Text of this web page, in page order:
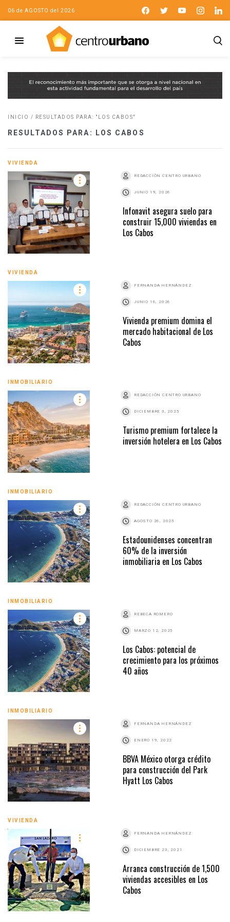
06 de AGOSTO del 2026
INICIO / RESULTADOS PARA: "LOS CABOS"
RESULTADOS PARA: LOS CABOS
VIVIENDA
REDACCIÓN CENTRO URBANO
JUNIO 19, 2026
Infonavit asegura suelo para
construir 15,000 viviendas en
Los Cabos
VIVIENDA
FERNANDA HERNÁNDEZ
JUNIO 16, 2026
Vivienda premium domina el
mercado habitacional de Los
Cabos
INMOBILIARIO
REDACCIÓN CENTRO URBANO
DICIEMBRE 3, 2025
Turismo premium fortalece la
inversión hotelera en Los Cabos
INMOBILIARIO
REDACCIÓN CENTRO URBANO
AGOSTO 26, 2025
Estadounidenses concentran
60% de la inversión
inmobiliaria en Los Cabos
INMOBILIARIO
REBECA ROMERO
MARZO 12, 2025
Los Cabos: potencial de
crecimiento para los próximos
40 años
INMOBILIARIO
FERNANDA HERNÁNDEZ
ENERO 19, 2022
BBVA México otorga crédito
para construcción del Park
Hyatt Los Cabos
VIVIENDA
FERNANDA HERNÁNDEZ
DICIEMBRE 23, 2021
Arranca construcción de 1,500
viviendas accesibles en Los
Cabos